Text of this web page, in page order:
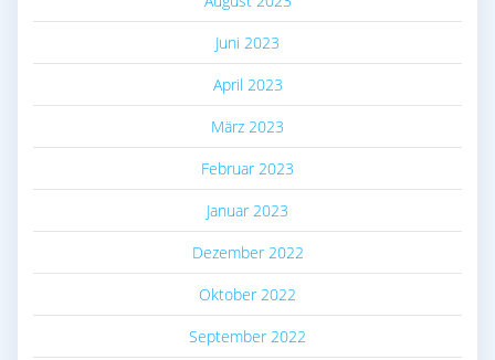
Juni 2023
April 2023
März 2023
Februar 2023
Januar 2023
Dezember 2022
Oktober 2022
September 2022